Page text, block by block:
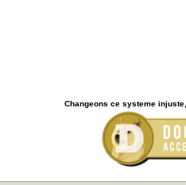
Changeons ce systeme injuste,